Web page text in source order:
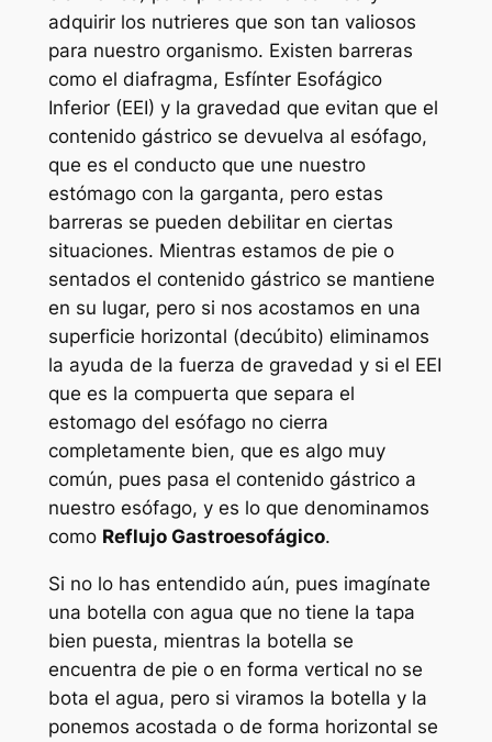
adquirir los nutrieres que son tan valiosos
para nuestro organismo. Existen barreras
como el diafragma, Esfínter Esofágico
Inferior (EEI) y la gravedad que evitan que el
contenido gástrico se devuelva al esófago,
que es el conducto que une nuestro
estómago con la garganta, pero estas
barreras se pueden debilitar en ciertas
situaciones. Mientras estamos de pie o
sentados el contenido gástrico se mantiene
en su lugar, pero si nos acostamos en una
superficie horizontal (decúbito) eliminamos
la ayuda de la fuerza de gravedad y si el EEI
que es la compuerta que separa el
estomago del esófago no cierra
completamente bien, que es algo muy
común, pues pasa el contenido gástrico a
nuestro esófago, y es lo que denominamos
como Reflujo Gastroesofágico.
Si no lo has entendido aún, pues imagínate
una botella con agua que no tiene la tapa
bien puesta, mientras la botella se
encuentra de pie o en forma vertical no se
bota el agua, pero si viramos la botella y la
ponemos acostada o de forma horizontal se